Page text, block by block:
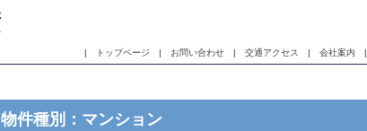
| トップページ | お問い合わせ | 交通アクセス | 会社案内
物件種別：マンション